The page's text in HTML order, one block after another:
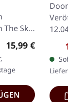
The Sky
3:49
Regulärer
15,99 €